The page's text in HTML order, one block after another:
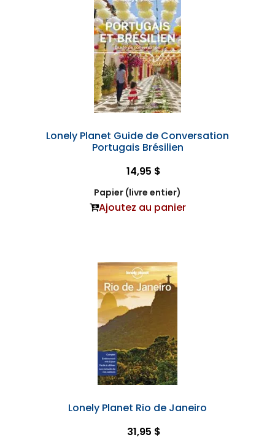
Lonely Planet Guide de Conversation
Portugais Brésilien
14,95 $
Papier (livre entier)
Ajoutez au panier
Lonely Planet Rio de Janeiro
31,95 $